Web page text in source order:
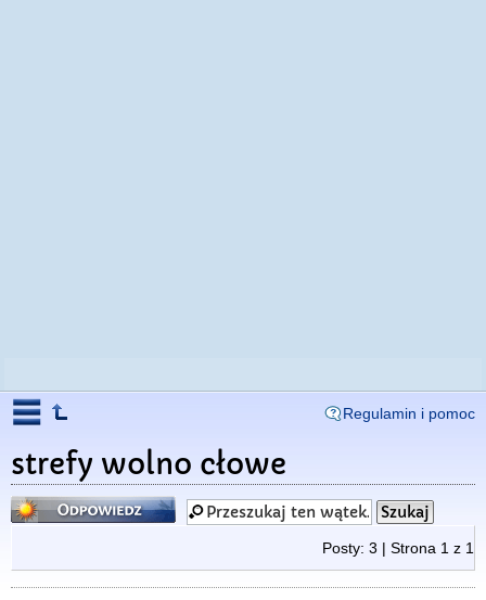
Regulamin i pomoc
strefy wolno cłowe
Odpowiedz
Posty: 3 | Strona 1 z 1